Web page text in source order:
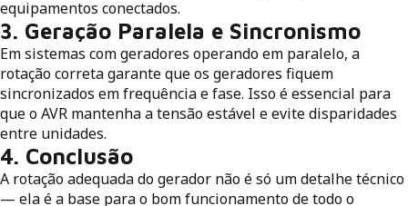
equipamentos conectados.
3. Geração Paralela e Sincronismo
Em sistemas com geradores operando em paralelo, a
rotação correta garante que os geradores fiquem
sincronizados em frequência e fase. Isso é essencial para
que o AVR mantenha a tensão estável e evite disparidades
entre unidades.
4. Conclusão
A rotação adequada do gerador não é só um detalhe técnico
— ela é a base para o bom funcionamento de todo o